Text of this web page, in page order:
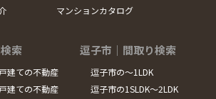
マンションカタログ
索
建ての不動産
建ての不動産
逗子市｜間取り検索
逗子市の～1LDK
逗子市の1SLDK～2LDK